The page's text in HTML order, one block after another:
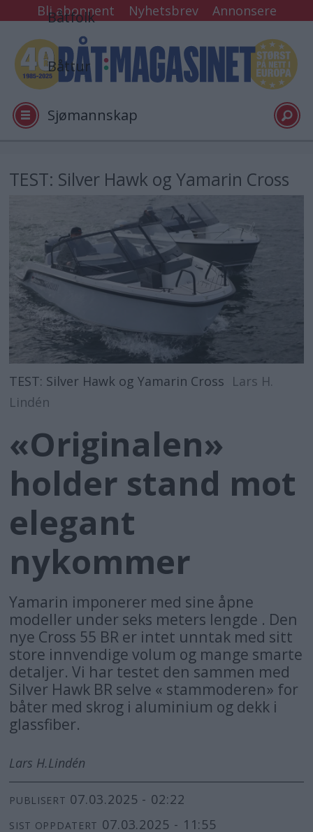
Bli abonnent Nyhetsbrev Annonsere
Båtfolk
Båttur
Sjømannskap
Video
Logg inn
TEST: Silver Hawk og Yamarin Cross
TEST: Silver Hawk og Yamarin Cross Lars H.
Lindén
«Originalen»
holder stand mot
elegant
nykommer
Yamarin imponerer med sine åpne
modeller under seks meters lengde . Den
nye Cross 55 BR er intet unntak med sitt
store innvendige volum og mange smarte
detaljer. Vi har testet den sammen med
Silver Hawk BR selve « stammoderen» for
båter med skrog i aluminium og dekk i
glassfiber.
Lars H.Lindén
PUBLISERT 07.03.2025 - 02:22
SIST OPPDATERT 07.03.2025 - 11:55